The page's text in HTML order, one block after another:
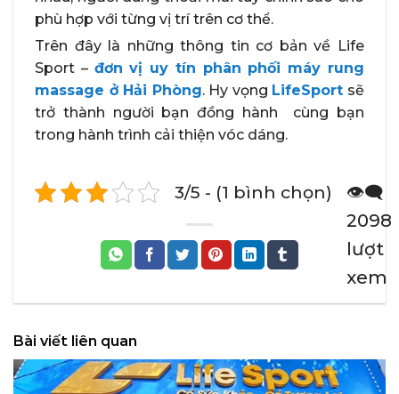
phù hợp với từng vị trí trên cơ thể.
Trên đây là những thông tin cơ bản về Life
Sport – đơn vị uy tín phân phối máy rung
massage ở Hải Phòng. Hy vọng LifeSport sẽ
trở thành người bạn đồng hành cùng bạn
trong hành trình cải thiện vóc dáng.
3/5 - (1 bình chọn)
👁️‍🗨️
2098
lượt
xem
Bài viết liên quan